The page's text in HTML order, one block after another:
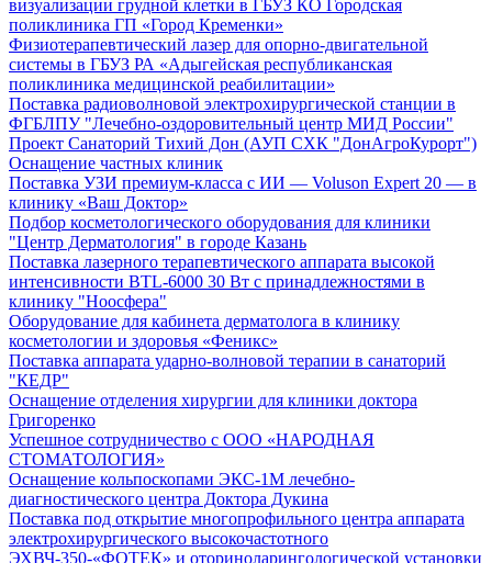
визуализации грудной клетки в ГБУЗ КО Городская
поликлиника ГП «Город Кременки»
Физиотерапевтический лазер для опорно-двигательной
системы в ГБУЗ РА «Адыгейская республиканская
поликлиника медицинской реабилитации»
Поставка радиоволновой электрохирургической станции в
ФГБЛПУ "Лечебно-оздоровительный центр МИД России"
Проект Санаторий Тихий Дон (АУП СХК "ДонАгроКурорт")
Оснащение частных клиник
Поставка УЗИ премиум-класса с ИИ — Voluson Expert 20 — в
клинику «Ваш Доктор»
Подбор косметологического оборудования для клиники
"Центр Дерматология" в городе Казань
Поставка лазерного терапевтического аппарата высокой
интенсивности BTL-6000 30 Вт с принадлежностями в
клинику "Ноосфера"
Оборудование для кабинета дерматолога в клинику
косметологии и здоровья «Феникс»
Поставка аппарата ударно-волновой терапии в санаторий
"КЕДР"
Оснащение отделения хирургии для клиники доктора
Григоренко
Успешное сотрудничество с ООО «НАРОДНАЯ
СТОМАТОЛОГИЯ»
Оснащение кольпоскопами ЭКС-1М лечебно-
диагностического центра Доктора Дукина
Поставка под открытие многопрофильного центра аппарата
электрохирургического высокочастотного
ЭХВЧ-350-«ФОТЕК» и оториноларингологической установки